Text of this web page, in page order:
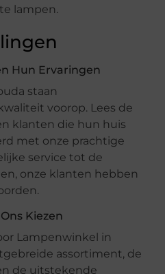
lampen.
Hun Ervaringen
staan
voorop. Lees de
klanten die hun huis
met onze prachtige
service tot de
onze klanten hebben
Kiezen
Lampenwinkel in
assortiment, de
de uitstekende